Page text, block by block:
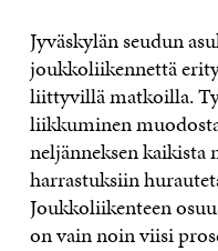
Jyväskylän seudun
joukkoliikennettä
liittyvillä matkoilla.
liikkuminen
neljänneksen
harrastuksiin
Joukkoliikenteen
on vain noin viisi